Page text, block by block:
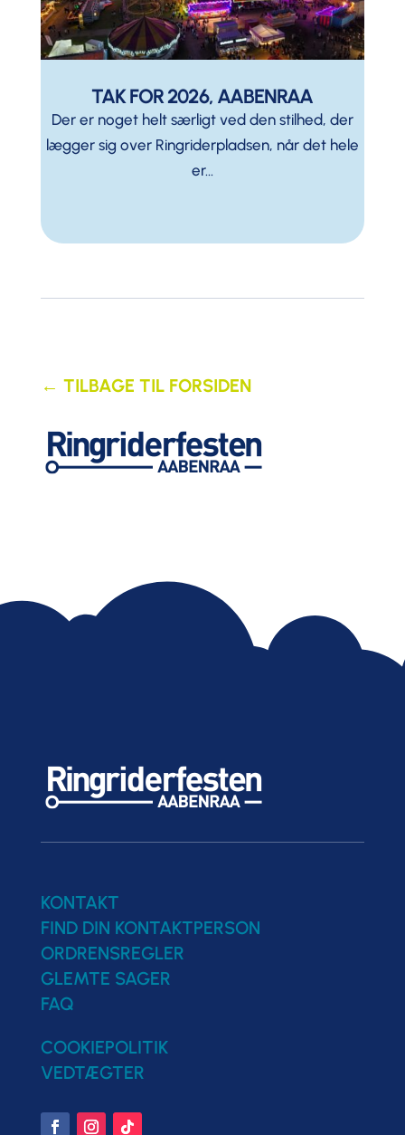
TAK FOR 2026, AABENRAA
Der er noget helt særligt ved den stilhed, der
lægger sig over Ringriderpladsen, når det hele
er...
← TILBAGE TIL FORSIDEN
KONTAKT
FIND DIN KONTAKTPERSON
ORDRENSREGLER
GLEMTE SAGER
FAQ
COOKIEPOLITIK
VEDTÆGTER